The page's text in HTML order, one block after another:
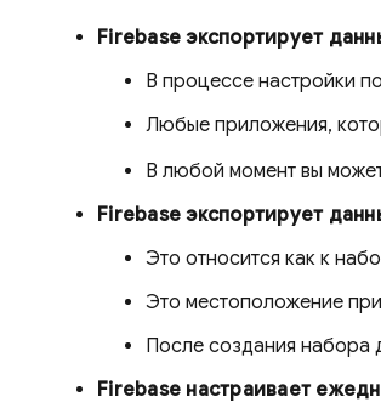
Firebase экспортирует
В процессе настройки
Любые приложения,
В любой момент вы
Firebase экспортирует
Это относится как к
Это местоположение
После создания набора
Firebase настраивает